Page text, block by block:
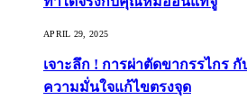
APRIL 29, 2025
เจาะลึก ! การผ่าตัดขากรรไกร
ความมั่นใจแก้ไขตรงจุด